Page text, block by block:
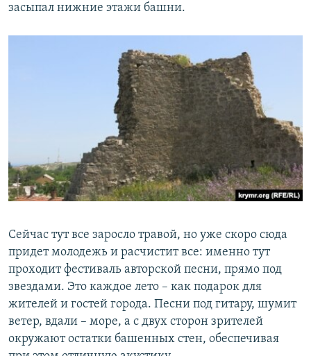
засыпал нижние этажи башни.
Сейчас тут все заросло травой, но уже скоро сюда
придет молодежь и расчистит все: именно тут
проходит фестиваль авторской песни, прямо под
звездами. Это каждое лето – как подарок для
жителей и гостей города. Песни под гитару, шумит
ветер, вдали – море, а с двух сторон зрителей
окружают остатки башенных стен, обеспечивая